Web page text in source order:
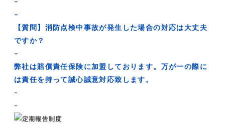
–
–
【質問】消防点検中事故が発生した場合の対応は大丈夫
ですか？
–
弊社は賠償責任保険に加盟しております。万が一の際に
は責任を持って誠心誠意対応致します。
–
–